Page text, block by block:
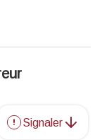
Signaler